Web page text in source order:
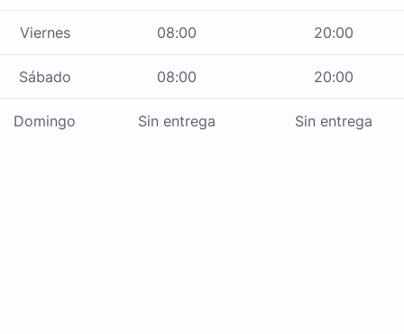
Viernes 08:00 20:00
Sábado 08:00 20:00
Domingo Sin entrega Sin entrega